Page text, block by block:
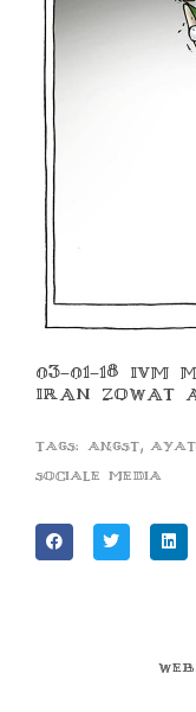
03-01-18 IVM
IRAN ZOWAT
Tags: angst,
sociale media